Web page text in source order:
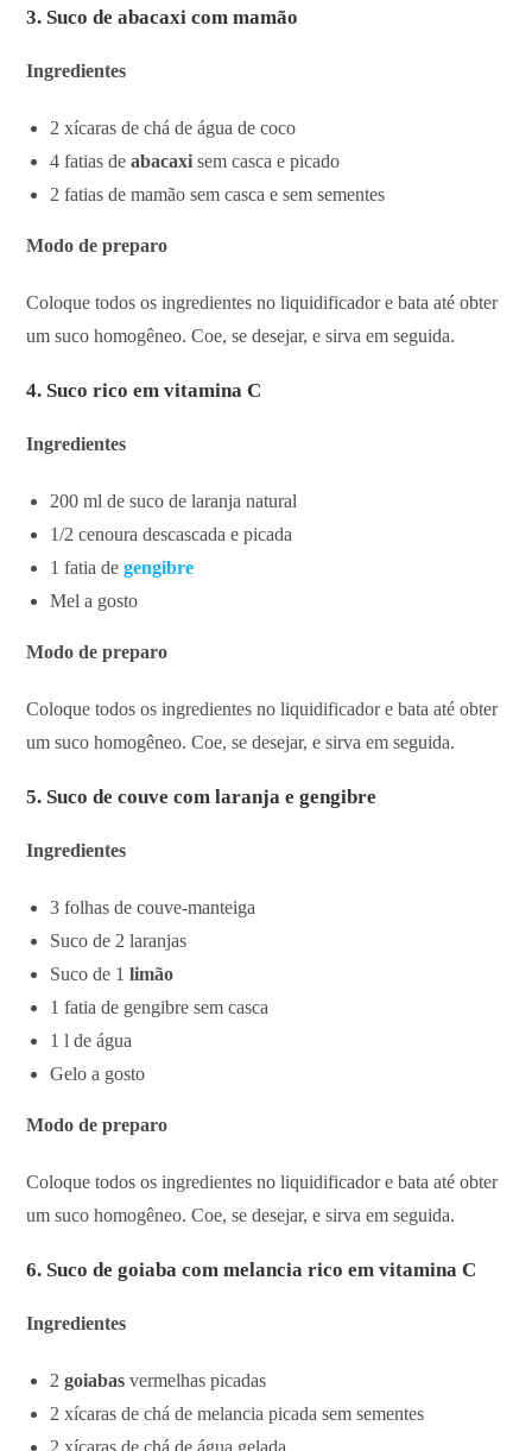
3. Suco de abacaxi com mamão
Ingredientes
2 xícaras de chá de água de coco
4 fatias deabacaxi sem casca e picado
2 fatias de mamão sem casca e sem sementes
Modo de preparo
Coloque todos os ingredientes no liquidificador e bata até obter
um suco homogêneo. Coe, se desejar, e sirva em seguida.
4. Suco rico em vitamina C
Ingredientes
200 ml de suco de laranja natural
1/2 cenoura descascada e picada
1 fatia degengibre
Mel a gosto
Modo de preparo
Coloque todos os ingredientes no liquidificador e bata até obter
um suco homogêneo. Coe, se desejar, e sirva em seguida.
5. Suco de couve com laranja e gengibre
Ingredientes
3 folhas de couve-manteiga
Suco de 2 laranjas
Suco de 1limão
1 fatia de gengibre sem casca
1 l de água
Gelo a gosto
Modo de preparo
Coloque todos os ingredientes no liquidificador e bata até obter
um suco homogêneo. Coe, se desejar, e sirva em seguida.
6. Suco de goiaba com melancia rico em vitamina C
Ingredientes
2goiabas vermelhas picadas
2 xícaras de chá de melancia picada sem sementes